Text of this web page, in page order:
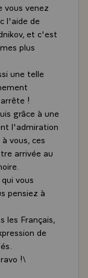
vous venez
l'aide de
et c'est
plus
une telle
!
grâce à une
l'admiration
vous, ces
arrivée au
vous
pensiez à
les Français,
de
!\